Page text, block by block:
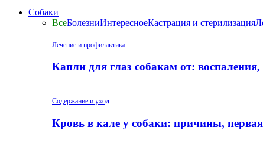
Собаки
ВсеБолезниИнтересноеКастрация и стерилизация
Лечение и профилактика
Капли для глаз собакам от:
Содержание и уход
Кровь в кале у собаки: причины,